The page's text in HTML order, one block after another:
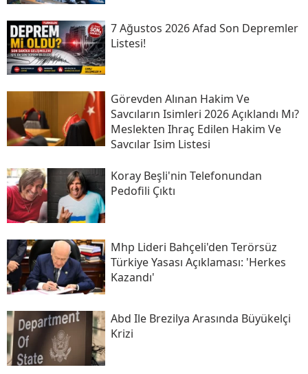
7 Ağustos 2026 Afad Son Depremler
Listesi!
Görevden Alınan Hakim Ve
Savcıların Isimleri 2026 Açıklandı Mı?
Meslekten Ihraç Edilen Hakim Ve
Savcılar Isim Listesi
Koray Beşli'nin Telefonundan
Pedofili Çıktı
Mhp Lideri Bahçeli'den Terörsüz
Türkiye Yasası Açıklaması: 'herkes
Kazandı'
Abd Ile Brezilya Arasında Büyükelçi
Krizi